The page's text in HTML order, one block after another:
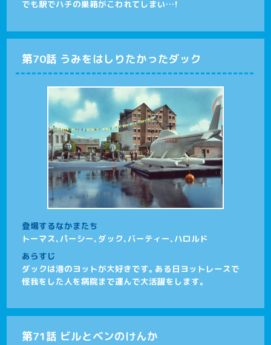
でも駅でハチの巣箱がこわれてしまい…！
第70話 うみをはしりたかったダック
登場するなかまたち
トーマス、パーシー、ダック、バーティー、ハロルド
あらすじ
ダックは港のヨットが大好きです。ある日ヨットレースで
怪我をした人を病院まで運んで大活躍をします。
第71話 ビルとベンのけんか